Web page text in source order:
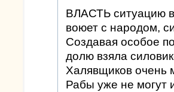
ВЛАСТЬ ситуацию в
воюет с народом,
Создавая особое
долю взяла
Халявщиков очень
Рабы уже не могут